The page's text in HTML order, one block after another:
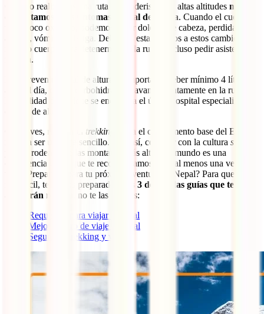
Cuando realizamos una ruta de senderismo en altas altitudes nos
enfrentamos a los síntomas de mal de altura. Cuando el cuerpo
tiene poco oxígeno, podemos sufrir dolores de cabeza, perdida del
apetito, vómitos y fatiga. Debemos estar atentos a estos cambios en
nuestro cuerpo para detenernos en la ruta e incluso pedir asistencia
médica.
Para prevenir el mal de altura es importante beber mínimo 4 lítros de
agua al día, comer carbohidratos y avanzar lentamente en la ruta. En
la localidad de Periche se encuentra el único hospital especializado
en mal de altura.
Como ves, realizar el trekking
hasta el campamento base del Everest
no va a ser un viaje sencillo. Aún así, convivir con la cultura sherpa
y estar rodeado de las montañas más altas del mundo es una
experiencia única que te recomendamos vivir al menos una vez en la
vida ¿Preparado para tu próxima aventura en Nepal? Para que te sea
más fácil, te hemos preparado estas 3 detalladas guías que te
ayudarán mucho
, no te las pierdas:
Requisitos para viajar a Nepal
Mejor seguro de viaje a Nepal
Seguro de trekking y viaje